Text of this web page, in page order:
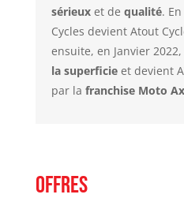
sérieuxet de qualité.
Cycles devient Atout
ensuite, en Janvier
la superficieet devient
par la franchise Moto
Offres